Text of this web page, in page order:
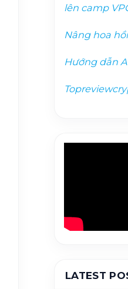
lên camp
Nâng hoa
Hướng dẫn
LATEST